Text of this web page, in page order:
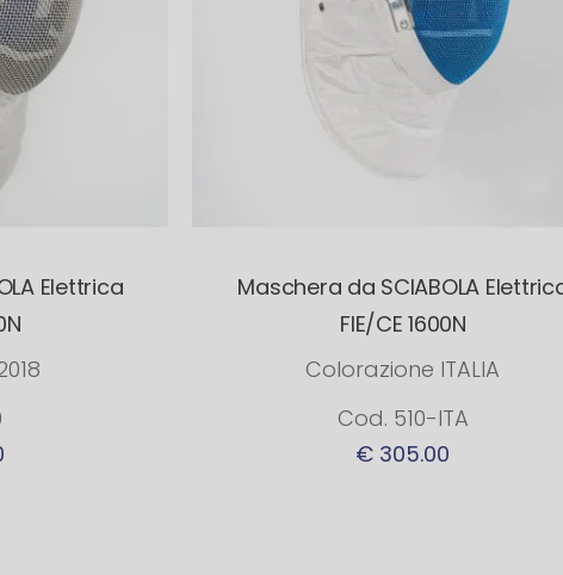
Elettrica
Maschera da SCIABOLA
FIE/CE 1600N
Colorazione ITALIA
Cod. 510-ITA
€ 305.00